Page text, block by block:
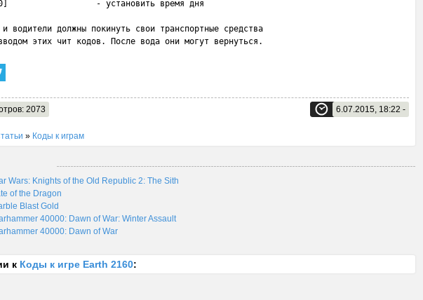
- установить время дня
водители должны покинуть свои транспортные средства
этих чит кодов. После вода они могут вернуться.
2073 6.07.2015, 18:22 -
» Коды к играм
Wars: Knights of the Old Republic 2: The Sith
of the Dragon
Blast Gold
40000: Dawn of War: Winter Assault
40000: Dawn of War
к Коды к игре Earth 2160: